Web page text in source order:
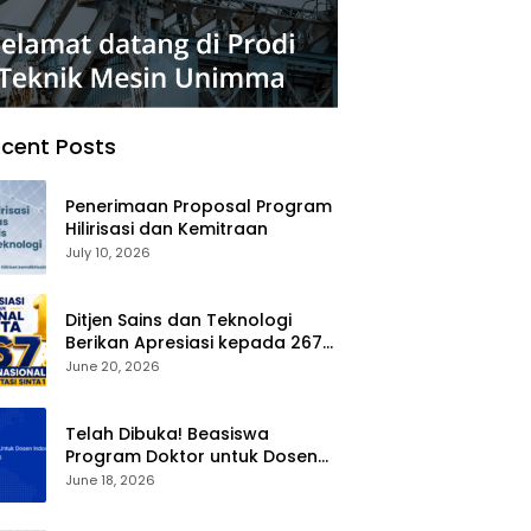
Posts
Penerimaan Proposal Program
Hilirisasi dan Kemitraan
July 10, 2026
Ditjen Sains dan Teknologi
Berikan Apresiasi kepada 267
Jurnal Nasional Terakreditasi
June 20, 2026
Telah Dibuka! Beasiswa
Program Doktor untuk Dosen
Indonesia (BPDDI) 2026
June 18, 2026